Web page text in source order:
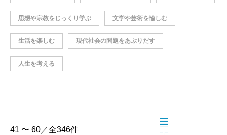
思想や宗教をじっくり学ぶ 文学や芸術を愉しむ
生活を楽しむ 現代社会の問題をあぶりだす
人生を考える
41 〜 60／全346件